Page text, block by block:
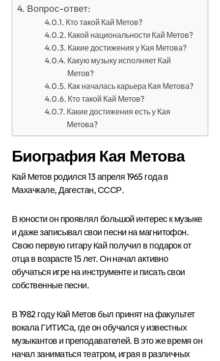
Вопрос-ответ:
Кто такой Кай Метов?
Какой национальности Кай Метов?
Какие достижения у Кая Метова?
Какую музыку исполняет Кай
Метов?
Как началась карьера Кая Метова?
Кто такой Кай Метов?
Какие достижения есть у Кая
Метова?
Биография Кая Метова
Кай Метов родился 13 апреля 1965 года в
Махачкале, Дагестан, СССР.
В юности он проявлял большой интерес к музыке
и даже записывал свои песни на магнитофон.
Свою первую гитару Кай получил в подарок от
отца в возрасте 15 лет. Он начал активно
обучаться игре на инструменте и писать свои
собственные песни.
В 1982 году Кай Метов был принят на факультет
вокала ГИТИСа, где он обучался у известных
музыкантов и преподавателей. В это же время он
начал заниматься театром, играя в различных